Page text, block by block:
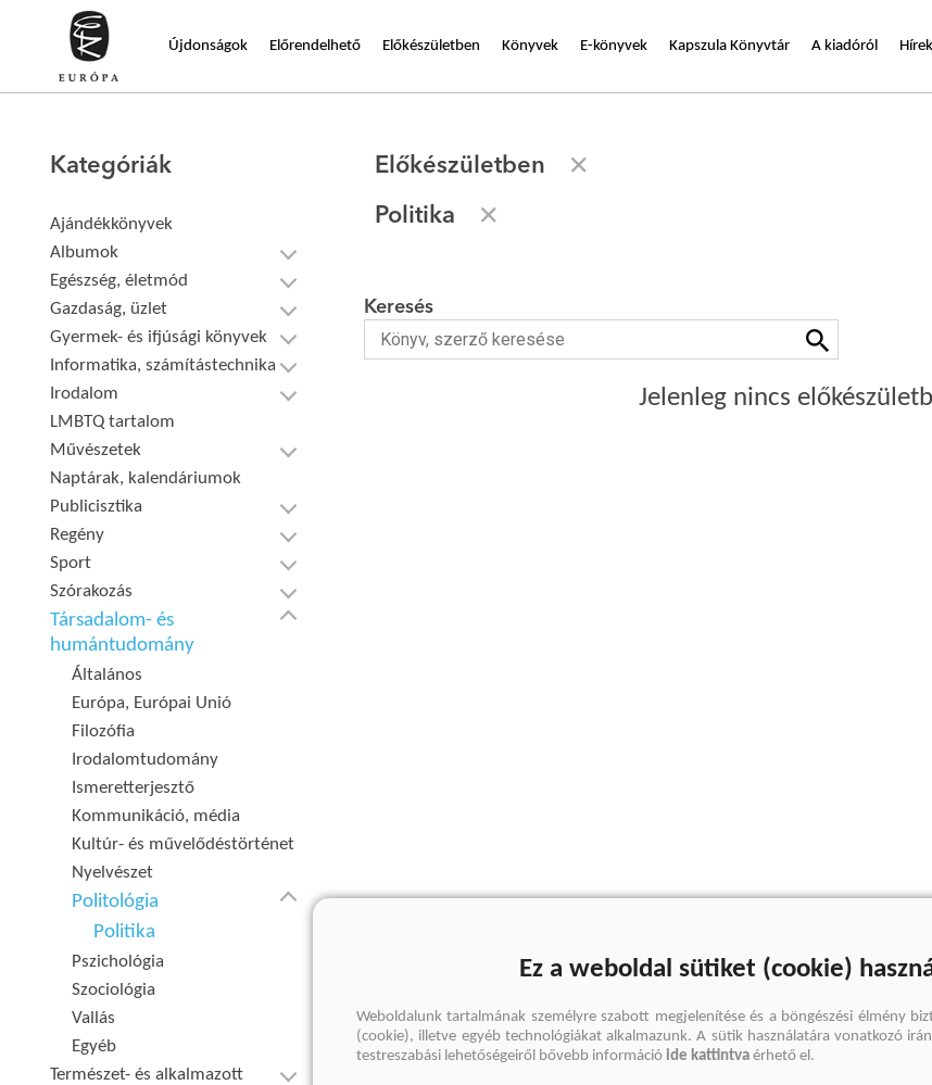
Újdonságok Előrendelhető Előkészületben Könyvek E-könyvek Kapszula Könyvtár A kiadóról
Kategóriák
Ajándékkönyvek
Albumok
Egészség, életmód
Gazdaság, üzlet
Gyermek- és ifjúsági könyvek
Informatika, számítástechnika
Irodalom
LMBTQ tartalom
Művészetek
Naptárak, kalendáriumok
Publicisztika
Regény
Sport
Szórakozás
Társadalom- és
humántudomány
Általános
Európa, Európai Unió
Filozófia
Irodalomtudomány
Ismeretterjesztő
Kommunikáció, média
Kultúr- és művelődéstörténet
Nyelvészet
Politológia
Politika
Pszichológia
Szociológia
Vallás
Egyéb
Természet- és alkalmazott
Előkészületben
Politika
Keresés
Jelenleg nincs
Ez a weboldal sütiket (cookie)
Weboldalunk tartalmának személyre szabott megjelenítése és a böngészési élmény
(cookie), illetve egyéb technológiákat alkalmazunk. A sütik használatára vonatkozó
testreszabási lehetőségeiről bővebb információ ide kattintva érhető el.